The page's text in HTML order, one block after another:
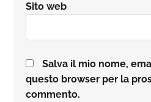
Sito web
Salva il mio nome,
questo browser per la
commento.